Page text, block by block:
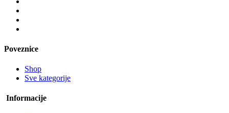
Poveznice
Shop
Sve kategorije
Informacije